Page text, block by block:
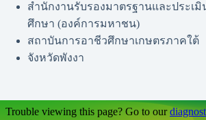
สำนักงานรับรองมาตรฐานและประเ
ศึกษา (องค์การมหาชน)
สถาบันการอาชีวศึกษาเกษตรภาคใต้
จังหวัดพังงา